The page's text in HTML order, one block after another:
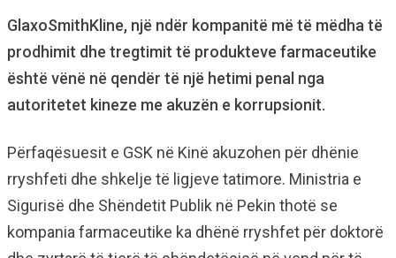
GlaxoSmithKline, një ndër kompanitë më të mëdha të
prodhimit dhe tregtimit të produkteve farmaceutike
është vënë në qendër të një hetimi penal nga
autoritetet kineze me akuzën e korrupsionit.
Përfaqësuesit e GSK në Kinë akuzohen për dhënie
rryshfeti dhe shkelje të ligjeve tatimore. Ministria e
Sigurisë dhe Shëndetit Publik në Pekin thotë se
kompania farmaceutike ka dhënë rryshfet për doktorë